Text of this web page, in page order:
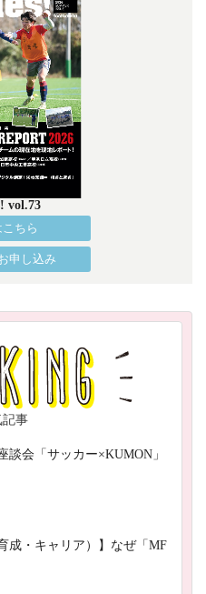
vol.73
ちら
申し込み
記事
談会「サッカー×KUMON」
成・キャリア）】なぜ「MF